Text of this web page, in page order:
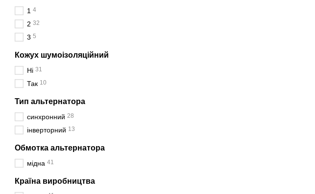
1 4
2 32
3 5
Кожух шумоізоляційний
Ні 31
Так 10
Тип альтернатора
синхронний 28
інверторний 13
Обмотка альтернатора
мідна 41
Країна виробництва